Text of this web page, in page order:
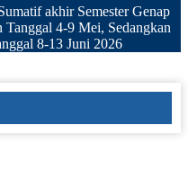
akhir Semester Genap
4-9 Mei, Sedangkan
8-13 Juni 2026